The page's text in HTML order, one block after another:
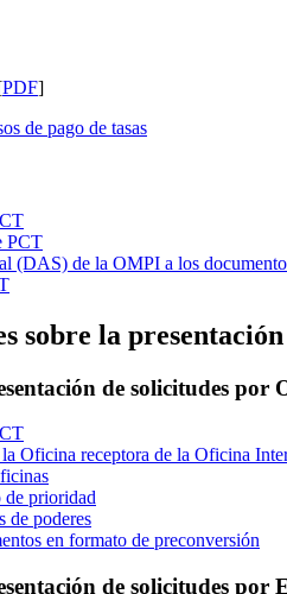
PDF]
de pago de tasas
PCT
(DAS) de la OMPI a los
sobre la
de solicitudes por
Oficina receptora de la Oficina
de prioridad
de poderes
en formato de preconversión
de solicitudes por